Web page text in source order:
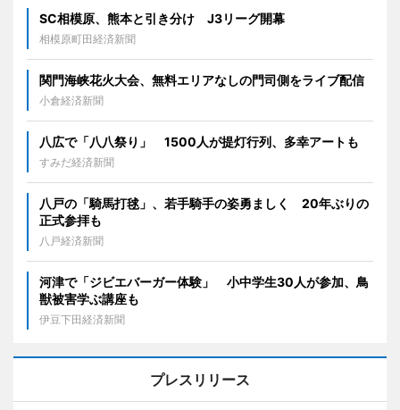
SC相模原、熊本と引き分け J3リーグ開幕
相模原町田経済新聞
関門海峡花火大会、無料エリアなしの門司側をライブ配信
小倉経済新聞
八広で「八八祭り」 1500人が提灯行列、多幸アートも
すみだ経済新聞
八戸の「騎馬打毬」、若手騎手の姿勇ましく 20年ぶりの
正式参拝も
八戸経済新聞
河津で「ジビエバーガー体験」 小中学生30人が参加、鳥
獣被害学ぶ講座も
伊豆下田経済新聞
プレスリリース